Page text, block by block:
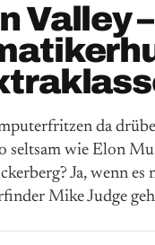
Valley –
da
seltsam wie Elon
Ja, wenn es
Mike Judge